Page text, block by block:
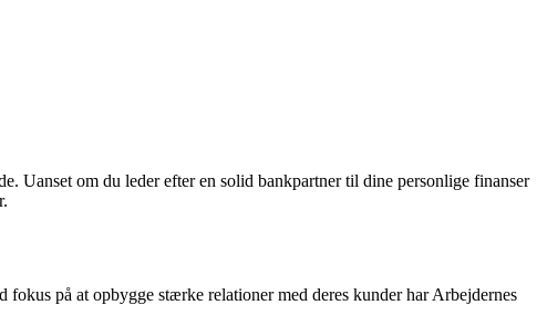
Uanset om du leder efter en solid bankpartner til dine personlige finanser
på at opbygge stærke relationer med deres kunder har Arbejdernes